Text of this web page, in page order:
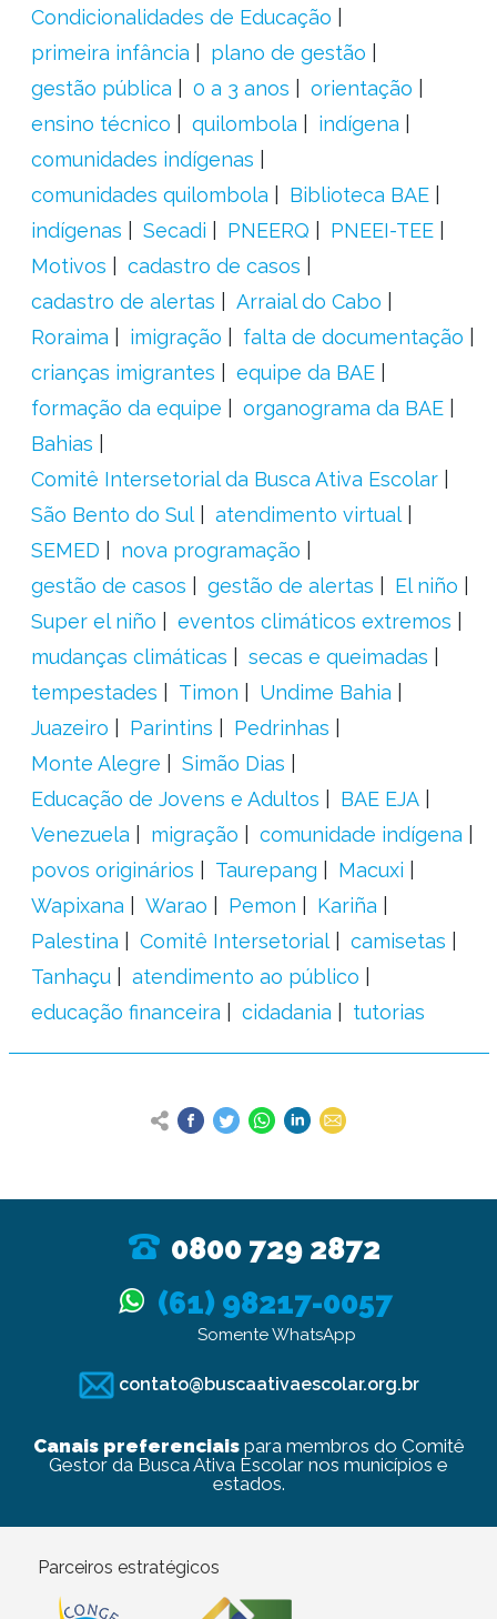
Condicionalidades de Educação
primeira infância
plano de gestão
gestão pública
0 a 3 anos
orientação
ensino técnico
quilombola
indígena
comunidades indígenas
comunidades quilombola
Biblioteca BAE
indígenas
Secadi PNEERQ
PNEEI-TEE
Motivos
cadastro de casos
cadastro de alertas
Arraial do Cabo
Roraima
imigração
falta de documentação
crianças imigrantes
equipe da BAE
formação da equipe
organograma da BAE
Bahias
Comitê Intersetorial da Busca Ativa Escolar
São Bento do Sul
atendimento virtual
SEMED
nova programação
gestão de casos
gestão de alertas
El niño
Super el niño
eventos climáticos extremos
mudanças climáticas
secas e queimadas
tempestades
Timon
Undime Bahia
Juazeiro
Parintins
Pedrinhas
Monte Alegre
Simão Dias
Educação de Jovens e Adultos
BAE EJA
Venezuela
migração
comunidade indígena
povos originários
Taurepang
Macuxi
Wapixana
Warao Pemon
Kariña
Palestina
Comitê Intersetorial
camisetas
Tanhaçu
atendimento ao público
educação financeira
cidadania tutorias
0800 729 2872
(61) 98217-0057
Somente WhatsApp
contato@buscaativaescolar.org.br
Canais preferenciaispara membros do Comitê
Gestor da Busca Ativa Escolar nos municípios e
estados.
Parceiros estratégicos